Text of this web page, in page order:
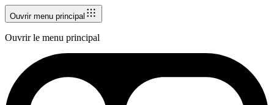
Ouvrir menu principal
Ouvrir le menu principal